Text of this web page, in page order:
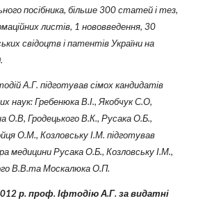
посібника, більше 300 статей і тез,
листів, 1 нововведення, 30
свідоцтв і патентів України на
А.Г. підготував сімох кандидатів
наук: Гребенюка В.І., Якобчук С.О,
О.В, Гродецького В.К., Русака О.Б.,
О.М., Козловську І.М. підготував
медицини Русака О.Б., Козловську І.М.,
В.В.та Москалюка О.П.
р. проф. Іфтодію А.Г. за видатні